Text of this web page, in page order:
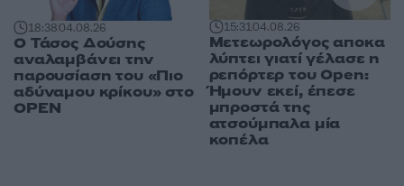
18:3804.08.26
Ο Τάσος Δούσης
αναλαμβάνει την
παρουσίαση του «Πιο
αδύναμου κρίκου» στο
OPEN
15:3104.08.26
Μετεωρολόγος αποκα
λύπτει γιατί γέλασε η
ρεπόρτερ του Open:
Ήμουν εκεί, έπεσε
μπροστά της
ατσούμπαλα μία
κοπέλα